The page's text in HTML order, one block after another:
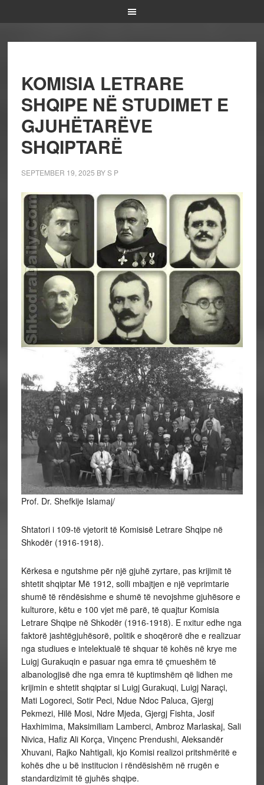
KOMISIA LETRARE
SHQIPE NË STUDIMET E
GJUHËTARËVE
SHQIPTARË
SEPTEMBER 19, 2025 BYS P
Prof. Dr. Shefkije Islamaj/
Shtatori i 109-të vjetorit të Komisisë Letrare Shqipe në
Shkodër (1916-1918).
Kërkesa e ngutshme për një gjuhë zyrtare, pas krijimit të
shtetit shqiptar Më 1912, solli mbajtjen e një veprimtarie
shumë të rëndësishme e shumë të nevojshme gjuhësore e
kulturore, këtu e 100 vjet më parë, të quajtur Komisia
Letrare Shqipe në Shkodër (1916-1918). E nxitur edhe nga
faktorë jashtëgjuhësorë, politik e shoqërorë dhe e realizuar
nga studiues e intelektualë të shquar të kohës në krye me
Luigj Gurakuqin e pasuar nga emra të çmueshëm të
albanologjisë dhe nga emra të kuptimshëm që lidhen me
krijimin e shtetit shqiptar si Luigj Gurakuqi, Luigj Naraçi,
Mati Logoreci, Sotir Peci, Ndue Ndoc Paluca, Gjergj
Pekmezi, Hilë Mosi, Ndre Mjeda, Gjergj Fishta, Josif
Haxhimima, Maksimiliam Lamberci, Ambroz Marlaskaj, Sali
Nivica, Hafiz Ali Korça, Vinçenc Prendushi, Aleksandër
Xhuvani, Rajko Nahtigali, kjo Komisi realizoi pritshmëritë e
kohës dhe u bë institucion i rëndësishëm në rrugën e
standardizimit të gjuhës shqipe.